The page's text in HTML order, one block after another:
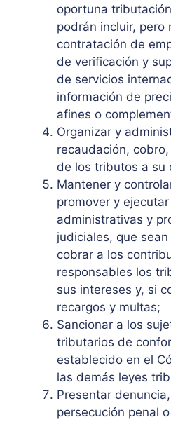
oportuna
podrán incluir, pero
contratación de
de verificación y
de servicios
información de
afines o
Organizar y
recaudación,
de los tributos a su
Mantener y
promover y
administrativas y
judiciales, que
cobrar a los
responsables los
sus intereses y, si
recargos y multas;
Sancionar a los
tributarios de
establecido en el
las demás leyes
Presentar
persecución penal